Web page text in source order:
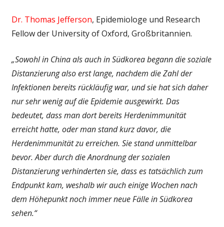
Dr. Thomas Jefferson, Epidemiologe und Research
Fellow der University of Oxford, Großbritannien.
„Sowohl in China als auch in Südkorea begann die soziale
Distanzierung also erst lange, nachdem die Zahl der
Infektionen bereits rückläufig war, und sie hat sich daher
nur sehr wenig auf die Epidemie ausgewirkt. Das
bedeutet, dass man dort bereits Herdenimmunität
erreicht hatte, oder man stand kurz davor, die
Herdenimmunität zu erreichen. Sie stand unmittelbar
bevor. Aber durch die Anordnung der sozialen
Distanzierung verhinderten sie, dass es tatsächlich zum
Endpunkt kam, weshalb wir auch einige Wochen nach
dem Höhepunkt noch immer neue Fälle in Südkorea
sehen.“